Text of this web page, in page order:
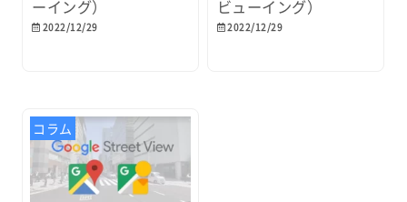
ーイング）
2022/12/29
ビューイング）
2022/12/29
コラム